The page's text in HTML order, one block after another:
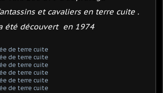
et cavaliers en terre cuite .
été découvert en 1974